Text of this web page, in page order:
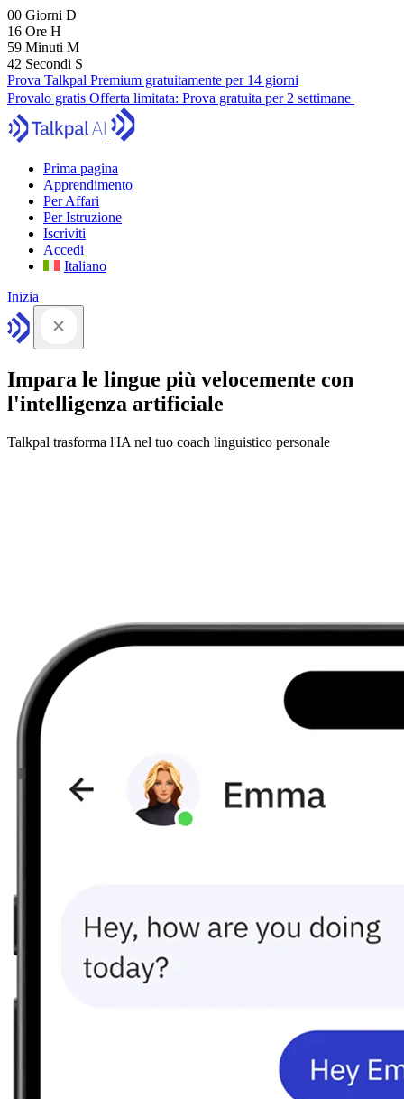
00 Giorni D
16 Ore H
59 Minuti M
42 Secondi S
Prova Talkpal Premium gratuitamente per 14 giorni
Provalo gratis Offerta limitata: Prova gratuita per 2 settimane
Prima pagina
Apprendimento
Per Affari
Per Istruzione
Iscriviti
Accedi
Italiano
Inizia
Impara le lingue più velocemente con
l'intelligenza artificiale
Talkpal trasforma l'IA nel tuo coach linguistico personale